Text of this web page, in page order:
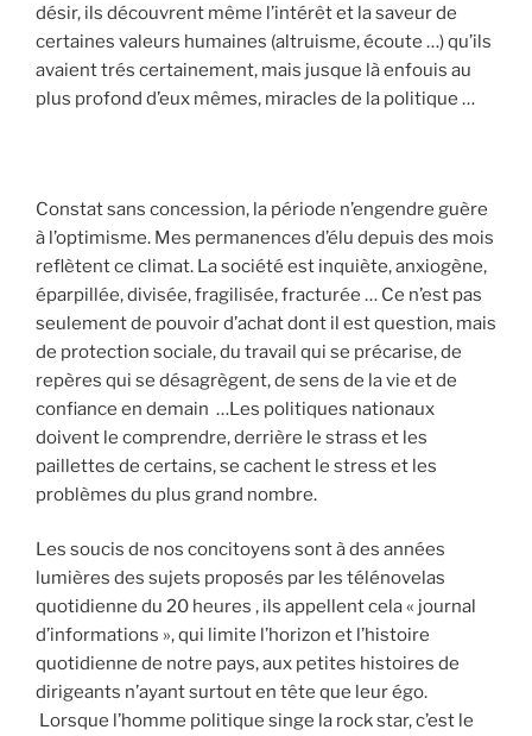
désir, ils découvrent même l’intérêt et la saveur de
certaines valeurs humaines (altruisme, écoute …) qu’ils
avaient trés certainement, mais jusque là enfouis au
plus profond d’eux mêmes, miracles de la politique …
Constat sans concession, la période n’engendre guère
à l’optimisme. Mes permanences d’élu depuis des mois
reflètent ce climat. La société est inquiète, anxiogène,
éparpillée, divisée, fragilisée, fracturée … Ce n’est pas
seulement de pouvoir d’achat dont il est question, mais
de protection sociale, du travail qui se précarise, de
repères qui se désagrègent, de sens de la vie et de
confiance en demain …Les politiques nationaux
doivent le comprendre, derrière le strass et les
paillettes de certains, se cachent le stress et les
problèmes du plus grand nombre.
Les soucis de nos concitoyens sont à des années
lumières des sujets proposés par les télénovelas
quotidienne du 20 heures , ils appellent cela « journal
d’informations », qui limite l’horizon et l’histoire
quotidienne de notre pays, aux petites histoires de
dirigeants n’ayant surtout en tête que leur égo.
Lorsque l’homme politique singe la rock star, c’est le